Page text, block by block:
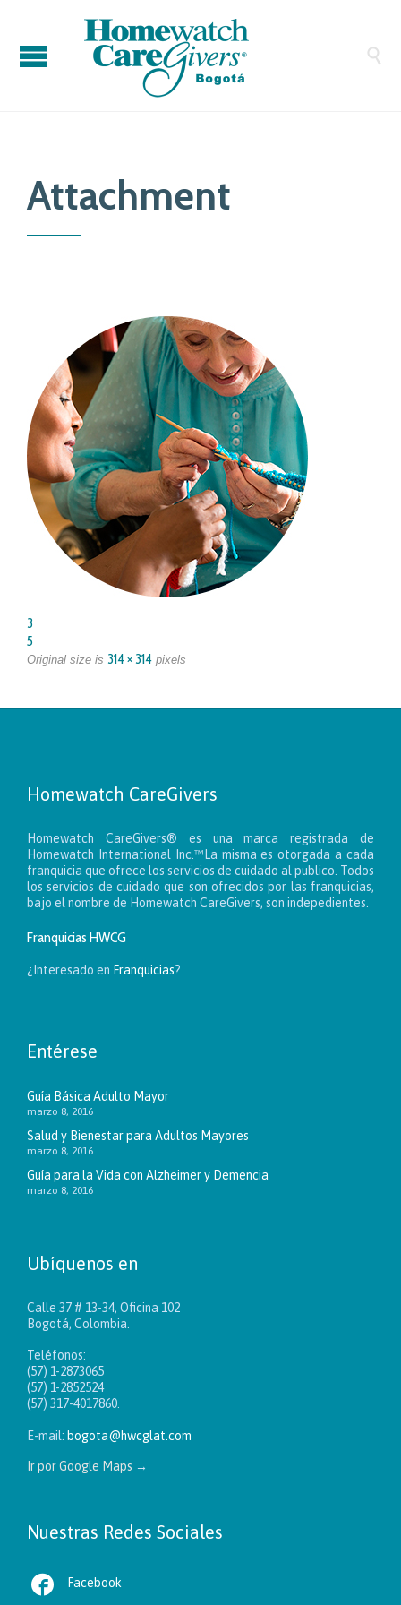

Attachment
3
5
Original size is 314 × 314 pixels
Homewatch CareGivers
Homewatch CareGivers® es una marca registrada de
Homewatch International Inc.™La misma es otorgada a cada
franquicia que ofrece los servicios de cuidado al publico. Todos
los servicios de cuidado que son ofrecidos por las franquicias,
bajo el nombre de Homewatch CareGivers, son indepedientes.
Franquicias HWCG
¿Interesado en Franquicias?
Entérese
Guía Básica Adulto Mayor
marzo 8, 2016
Salud y Bienestar para Adultos Mayores
marzo 8, 2016
Guía para la Vida con Alzheimer y Demencia
marzo 8, 2016
Ubíquenos en
Calle 37 # 13-34, Oficina 102
Bogotá, Colombia.
Teléfonos:
(57) 1-2873065
(57) 1-2852524
(57) 317-4017860.
E-mail: bogota@hwcglat.com
Ir por Google Maps →
Nuestras Redes Sociales
 Facebook